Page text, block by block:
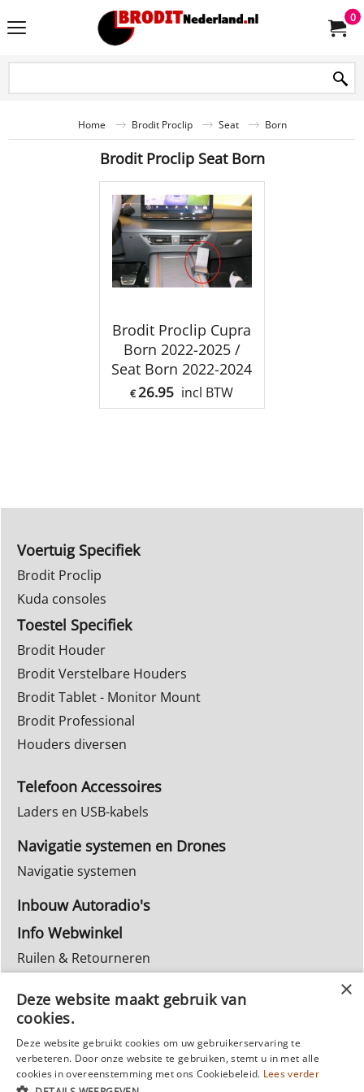
0
Home Brodit Proclip Seat Born
Brodit Proclip Seat Born
Brodit Proclip Cupra
Born 2022-2025 /
Seat Born 2022-2024
€ 26.95 incl BTW
Voertuig Specifiek
Brodit Proclip
Kuda consoles
Toestel Specifiek
Brodit Houder
Brodit Verstelbare Houders
Brodit Tablet - Monitor Mount
Brodit Professional
Houders diversen
Telefoon Accessoires
Laders en USB-kabels
Navigatie systemen en Drones
Navigatie systemen
Inbouw Autoradio's
Info Webwinkel
Ruilen & Retourneren
Reparatie
Deze website maakt gebruik van
cookies.
Deze website gebruikt cookies om uw gebruikerservaring te
verbeteren. Door onze website te gebruiken, stemt u in met alle
cookies in overeenstemming met ons Cookiebeleid. Lees verder